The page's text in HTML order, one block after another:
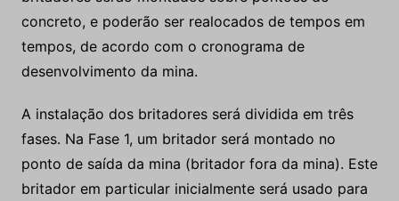
concreto, e poderão ser realocados de tempos em
tempos, de acordo com o cronograma de
desenvolvimento da mina.
A instalação dos britadores será dividida em três
fases. Na Fase 1, um britador será montado no
ponto de saída da mina (britador fora da mina). Este
britador em particular inicialmente será usado para